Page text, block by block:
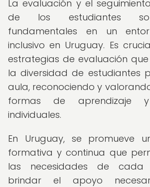
La evaluación y el
de los estudiantes
fundamentales en un
inclusivo en Uruguay. Es
estrategias de evaluación
la diversidad de estudiantes
aula, reconociendo y
formas de aprendizaje
individuales.
En Uruguay, se promueve
formativa y continua que
las necesidades de cada
brindar el apoyo